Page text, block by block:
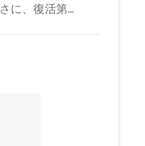
、復活第...